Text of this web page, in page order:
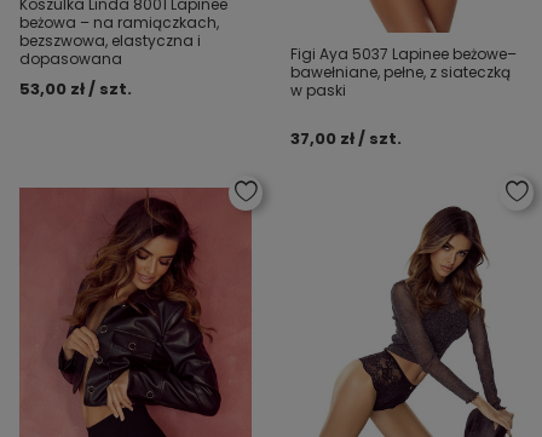
Koszulka Linda 8001 Lapinee
beżowa – na ramiączkach,
bezszwowa, elastyczna i
dopasowana
53,00 zł / szt.
Figi Aya 5037 Lapinee beżowe–
bawełniane, pełne, z siateczką
w paski
37,00 zł / szt.